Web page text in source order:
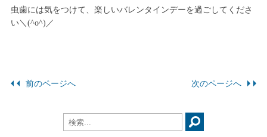
虫歯には気をつけて、楽しいバレンタインデーを過ごしてくださ
い＼(^o^)／
前のページへ 次のページへ